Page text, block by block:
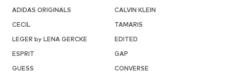
ADIDAS ORIGINALS
CALVIN KLEIN
CECIL
TAMARIS
LEGER by LENA GERCKE
EDITED
ESPRIT
GAP
GUESS
CONVERSE